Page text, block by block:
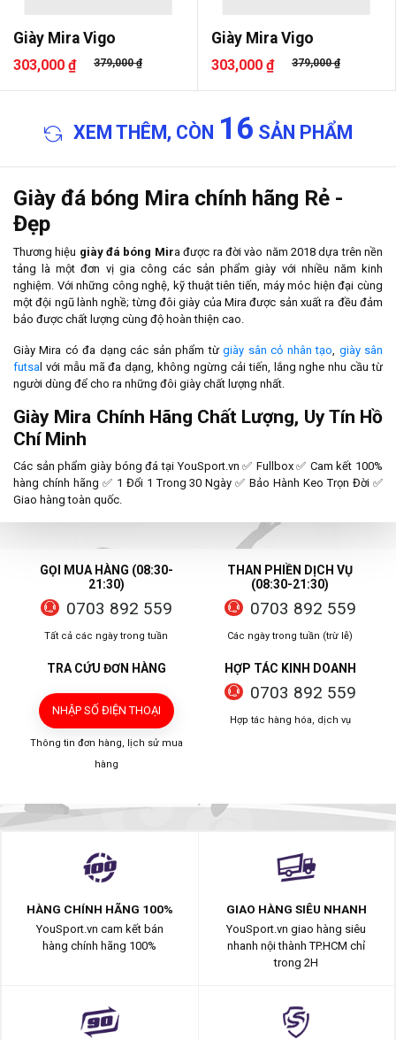
Giày Mira Vigo
303,000 ₫ 379,000 ₫
Giày Mira Vigo
303,000 ₫ 379,000 ₫
XEM THÊM, CÒN 16 SẢN PHẨM
Giày đá bóng Mira chính hãng Rẻ -
Đẹp
Thương hiệu giày đá bóng Mira được ra đời vào năm 2018 dựa trên nền
tảng là một đơn vị gia công các sản phẩm giày với nhiều năm kinh
nghiệm. Với những công nghệ, kỹ thuật tiên tiến, máy móc hiện đại cùng
một đội ngũ lành nghề; từng đôi giày của Mira được sản xuất ra đều đảm
bảo được chất lượng cùng độ hoàn thiện cao.
Giày Mira có đa dạng các sản phẩm từgiày sân cỏ nhân tạo, giày sân
futsa l với mẫu mã đa dạng, không ngừng cải tiến, lắng nghe nhu cầu từ
người dùng để cho ra những đôi giày chất lượng nhất.
Giày Mira Chính Hãng Chất Lượng, Uy Tín Hồ
Chí Minh
Các sản phẩm giày bóng đá tại YouSport.vn ✅ Fullbox ✅ Cam kết 100%
hàng chính hãng ✅ 1 Đổi 1 Trong 30 Ngày ✅ Bảo Hành Keo Trọn Đời ✅
Giao hàng toàn quốc.
GỌI MUA HÀNG (08:30-
21:30)
0703 892 559
Tất cả các ngày trong tuần
THAN PHIỀN DỊCH VỤ
(08:30-21:30)
0703 892 559
Các ngày trong tuần (trừ lễ)
TRA CỨU ĐƠN HÀNG
NHẬP SỐ ĐIỆN THOẠI
Thông tin đơn hàng, lịch sử mua
hàng
HỢP TÁC KINH DOANH
0703 892 559
Hợp tác hàng hóa, dịch vụ
HÀNG CHÍNH HÃNG 100%
YouSport.vn cam kết bán
hàng chính hãng 100%
GIAO HÀNG SIÊU NHANH
YouSport.vn giao hàng siêu
nhanh nội thành TP.HCM chỉ
trong 2H